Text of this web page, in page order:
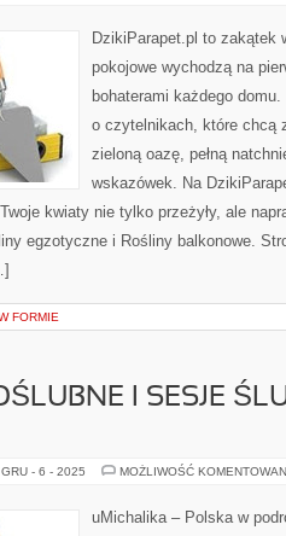
DzikiParapet.pl to zakątek
pokojowe wychodzą na
bohaterami każdego
o czytelnikach, które chcą
zieloną oazę, pełną
wskazówek. Na
kwiaty nie tylko przeżyły, ale
egzotyczne i Rośliny balkonowe.
FORMIE
I SESJE
GRU - 6 - 2025 MOŻLIWOŚĆ
uMichalika – Polska w